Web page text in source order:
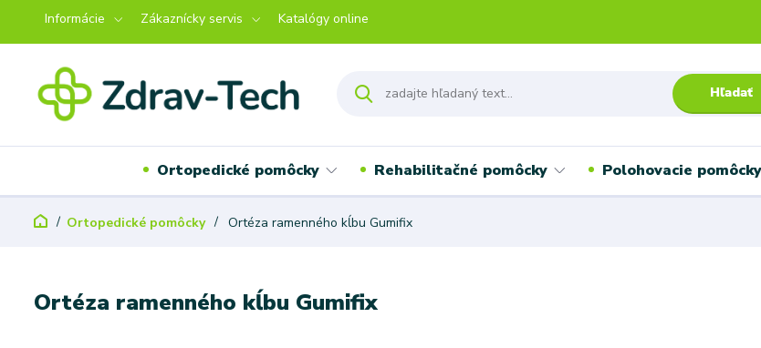
Informácie Zákaznícky servis Katalógy online
Hľadať
Ortopedické pomôcky Rehabilitačné pomôcky Polohovacie pomôcky
Ortopedické pomôcky Ortéza ramenného kĺbu Gumifix
Ortéza ramenného kĺbu Gumifix